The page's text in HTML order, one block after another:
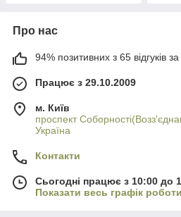
Про нас
94% позитивних з 65 відгуків за
Працює з 29.10.2009
м. Київ
проспект
Україна
Контакти
Сьогодні працює з 10:00 до
Показати весь графік роботи